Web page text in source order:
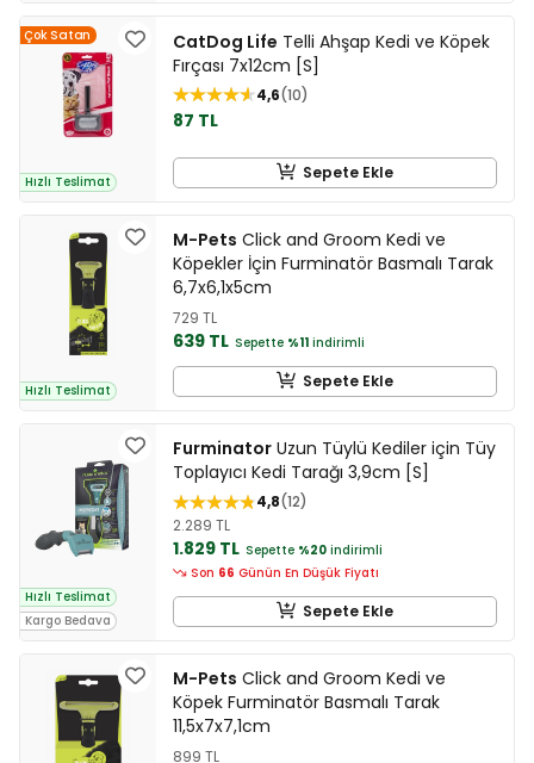
Çok Satan
Hızlı Teslimat
CatDog Life Telli Ahşap Kedi ve Köpek
Fırçası 7x12cm [S]
4,6 10
87 TL
Sepete Ekle
Hızlı Teslimat
M-Pets Click and Groom Kedi ve
Köpekler İçin Furminatör Basmalı Tarak
6,7x6,1x5cm
729 TL
639 TL Sepette %11 indirimli
Sepete Ekle
Hızlı Teslimat
Kargo Bedava
Furminator Uzun Tüylü Kediler için Tüy
Toplayıcı Kedi Tarağı 3,9cm [S]
4,8 12
2.289 TL
1.829 TL Sepette %20 indirimli
Son 66 Günün En Düşük Fiyatı
Sepete Ekle
M-Pets Click and Groom Kedi ve
Köpek Furminatör Basmalı Tarak
11,5x7x7,1cm
899 TL